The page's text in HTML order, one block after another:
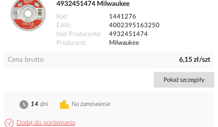
4932451474 Milwaukee
Kod
1441276
EAN
4002395163250
Kod Producenta
4932451474
Producent
Milwaukee
Cena brutto 6,15 zł/szt
Pokaż szczegóły
Dodaj do porównania
Na zamówienie
14 dni